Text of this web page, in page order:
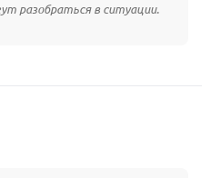
разобраться в ситуации.